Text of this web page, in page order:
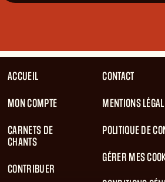
ACCUEIL
MON COMPTE
CARNETS DE
CHANTS
CONTRIBUER
CONTACT
MENTIONS
POLITIQUE DE
GÉRER MES